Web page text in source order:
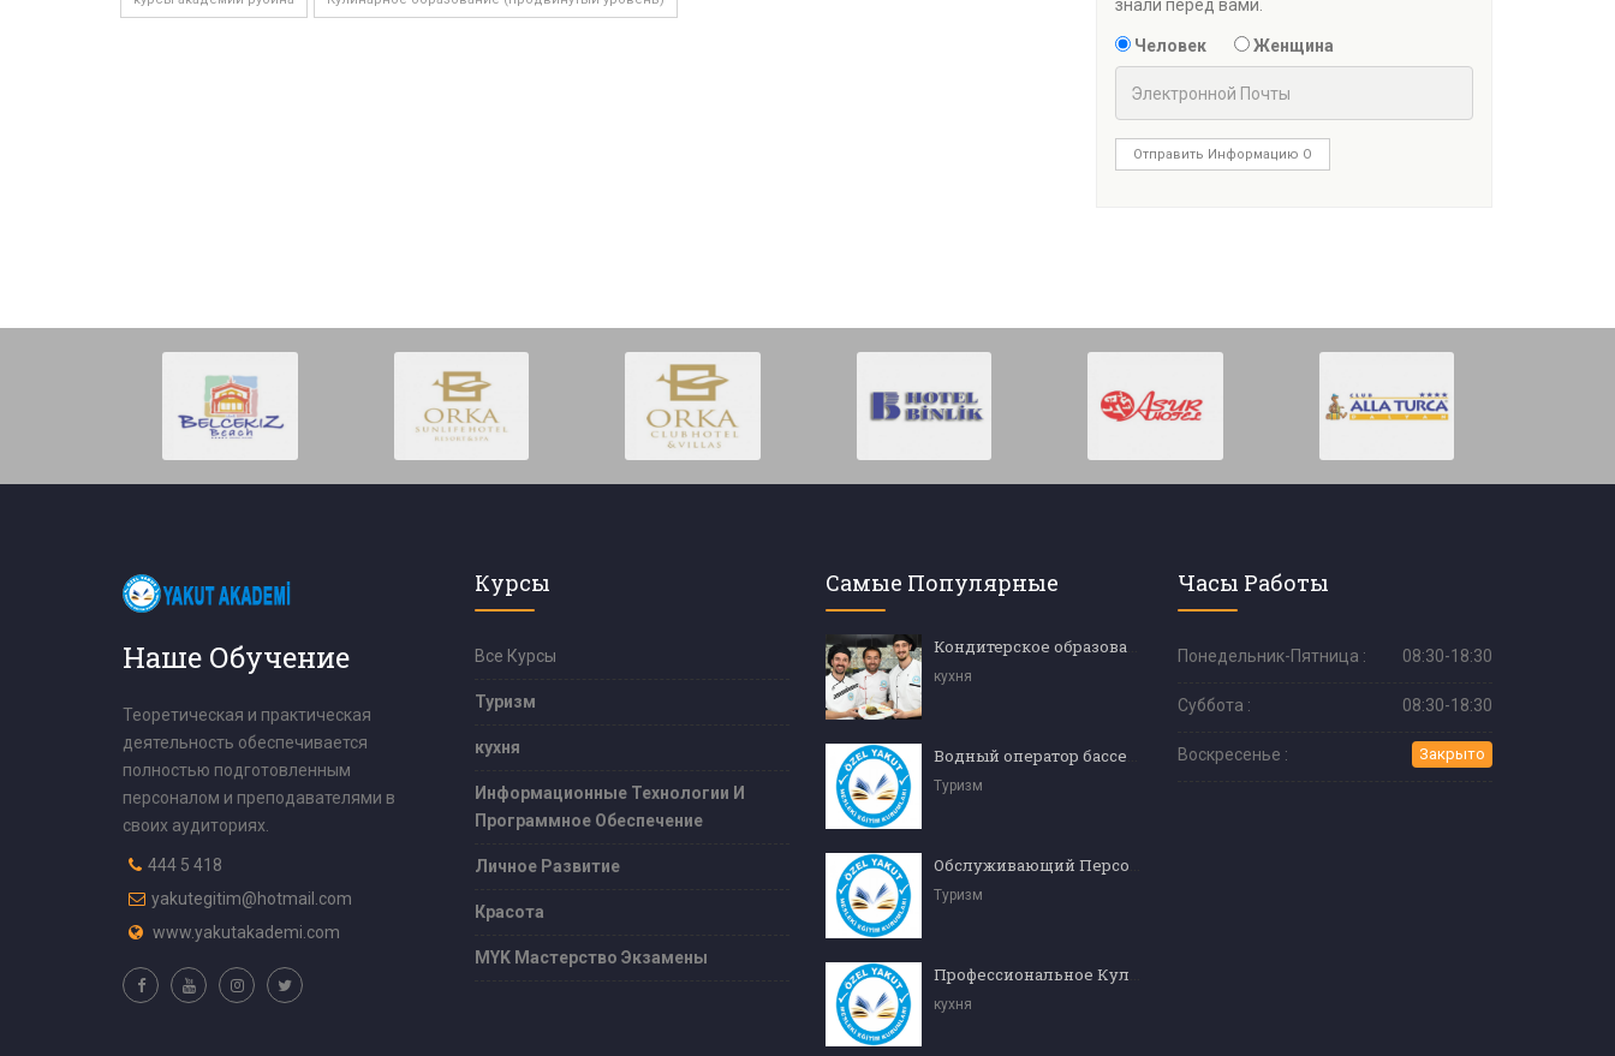
знали перед вами.
Человек Женщина
Отправить Информацию О
Наше Обучение
Теоретическая и практическая
деятельность обеспечивается
полностью подготовленным
персоналом и преподавателями в
своих аудиториях.
444 5 418
yakutegitim@hotmail.com
www.yakutakademi.com
Курсы
Все Курсы
Туризм
кухня
Информационные Технологии И
Программное Обеспечение
Личное Развитие
Красота
MYK Мастерство Экзамены
Самые Популярные
кухня
Туризм
Туризм
кухня
Часы Работы
Понедельник-Пятница : 08:30-18:30
Суббота : 08:30-18:30
Воскресенье : Закрыто